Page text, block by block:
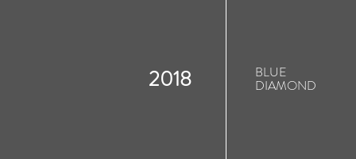
2016
INFINITY
2018 BLUE
DIAMOND